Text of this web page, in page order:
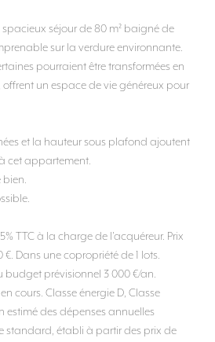
séjour de 80 m² baigné de
sur la verdure environnante.
pourraient être transformées en
un espace de vie généreux pour
et la hauteur sous plafond ajoutent
cet appartement.
bien.
TTC à la charge de l'acquéreur. Prix
Dans une copropriété de 1 lots.
prévisionnel 3 000 €/an.
cours. Classe énergie D, Classe
estimé des dépenses annuelles
standard, établi à partir des prix de